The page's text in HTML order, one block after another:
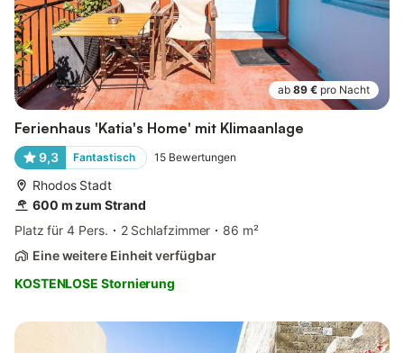
ab 89 € pro Nacht
Ferienhaus 'Katia's Home' mit Klimaanlage
9,3 Fantastisch 15 Bewertungen
Rhodos Stadt
600 m zum Strand
Platz für 4 Pers.
2 Schlafzimmer
86 m²
Eine weitere Einheit verfügbar
KOSTENLOSE Stornierung